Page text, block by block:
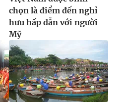
chọn là điểm đến nghỉ
hưu hấp dẫn với người
Mỹ